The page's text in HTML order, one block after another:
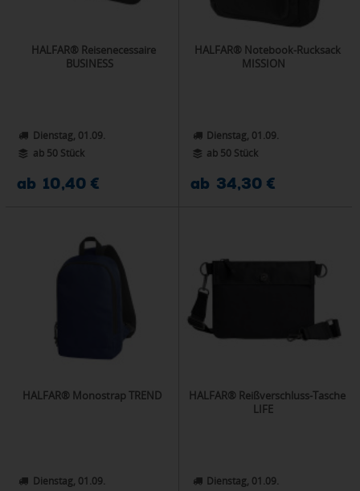
HALFAR® Reisenecessaire
BUSINESS
Dienstag, 01.09.
ab 50 Stück
ab 10,40 €
HALFAR® Notebook-Rucksack
MISSION
Dienstag, 01.09.
ab 50 Stück
ab 34,30 €
HALFAR® Monostrap TREND
Dienstag, 01.09.
HALFAR® Reißverschluss-Tasche
LIFE
Dienstag, 01.09.